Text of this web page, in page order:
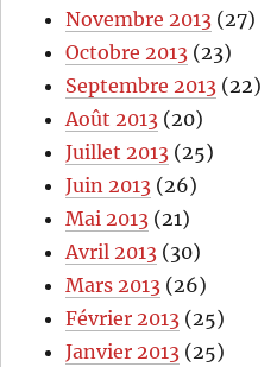
Novembre 2013 (27)
Octobre 2013 (23)
Septembre 2013 (22)
Août 2013 (20)
Juillet 2013 (25)
Juin 2013 (26)
Mai 2013 (21)
Avril 2013 (30)
Mars 2013 (26)
Février 2013 (25)
Janvier 2013 (25)